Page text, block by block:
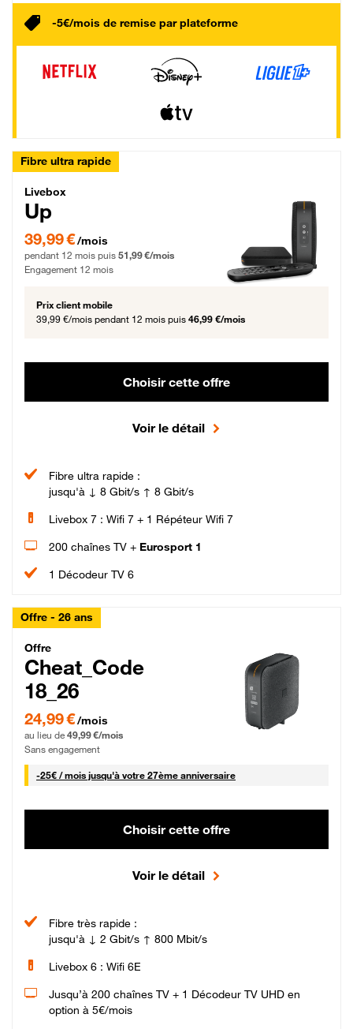
-5€/mois de remise par plateforme
Fibre ultra rapide
Livebox Up Fibre
Livebox
Up
39,99 € par mois pendant 12 mois puis 51,99 € par mois, Engagement 12 mois
39,99 €/mois
pendant 12 mois puis 51,99 €/mois
Engagement 12 mois
Prix client mobile
39,99 €/mois pendant 12 mois puis 46,99 €/mois
Choisir cette offre
Voir le détail
Fibre ultra rapide :
jusqu'à ↓ 8 Gbit/s ↑ 8 Gbit/s
Livebox 7 : Wifi 7 + 1 Répéteur Wifi 7
200 chaînes TV + Eurosport 1
1 Décodeur TV 6
Offre - 26 ans
Cheat_Code Fibre_18_26
Offre
Cheat_Code
18_26
24,99 € par mois pendant 0 mois puis 49,99 € par mois, Sans engagement
24,99 €/mois
au lieu de 49,99 €/mois
Sans engagement
-25€ / mois25 € par mois
jusqu'à votre 27ème anniversaire
Choisir cette offre
Voir le détail
Fibre très rapide :
jusqu'à ↓ 2 Gbit/s ↑ 800 Mbit/s
Livebox 6 : Wifi 6E
Jusqu’à 200 chaînes TV + 1 Décodeur TV UHD en
option à 5€/mois